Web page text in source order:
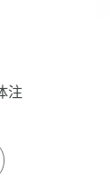
注